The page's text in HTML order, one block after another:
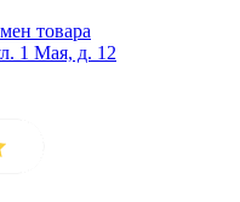
товара
1 Мая, д. 12